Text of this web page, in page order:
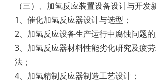
（三）、加氢反应装置设备设计与开发
1、催化加氢反应器设计与选型；
2、加氢反应设备生产运行中腐蚀问题的
3、加氢反应器材料性能劣化研究及疲
法；
4、加氢精制反应器制造工艺设计；